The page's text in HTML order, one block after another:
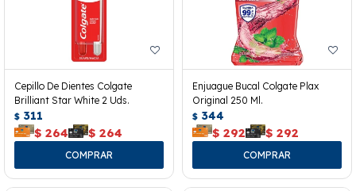
Cepillo De Dientes Colgate
Brilliant Star White 2 Uds.
$ 311
$ 264 $ 264
Enjuague Bucal Colgate Plax
Original 250 Ml.
$ 344
$ 292 $ 292